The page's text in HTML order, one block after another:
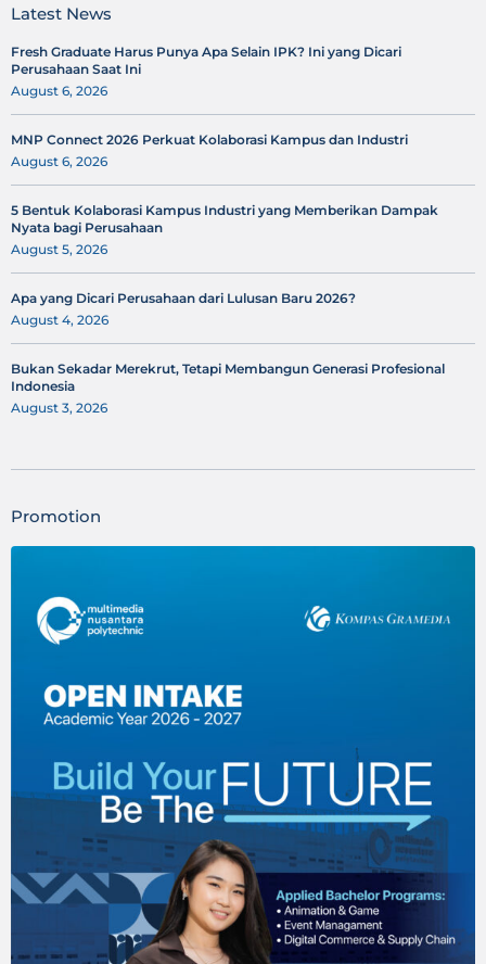
Latest News
Fresh Graduate Harus Punya Apa Selain IPK? Ini yang Dicari
Perusahaan Saat Ini
August 6, 2026
MNP Connect 2026 Perkuat Kolaborasi Kampus dan Industri
August 6, 2026
5 Bentuk Kolaborasi Kampus Industri yang Memberikan Dampak
Nyata bagi Perusahaan
August 5, 2026
Apa yang Dicari Perusahaan dari Lulusan Baru 2026?
August 4, 2026
Bukan Sekadar Merekrut, Tetapi Membangun Generasi Profesional
Indonesia
August 3, 2026
Promotion